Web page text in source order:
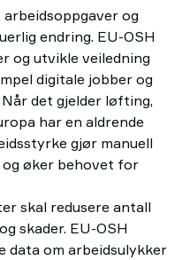
og
endring. EU-OSH
og utvikle veiledning
digitale jobber og
det gjelder løfting,
har en aldrende
gjør manuell
øker behovet for
skal redusere antall
skader. EU-OSH
data om arbeidsulykker